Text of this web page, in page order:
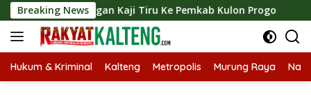
Langsung
ke
konten
Breaking News
Kaji Tiru Ke Pemkab Kulon Progo
Hukum & Kriminal Kalteng Metropolis Murung Raya